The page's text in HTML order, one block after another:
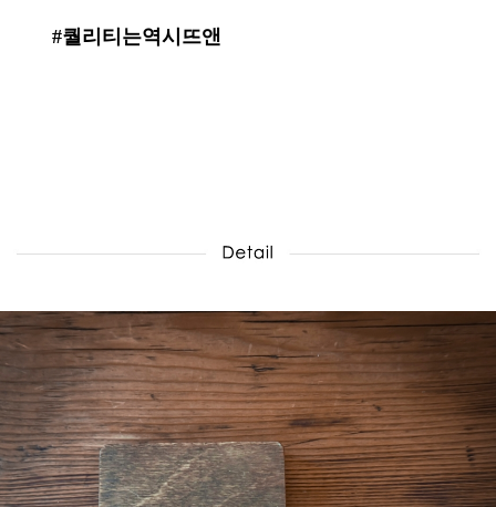
#퀄리티는역시뜨앤